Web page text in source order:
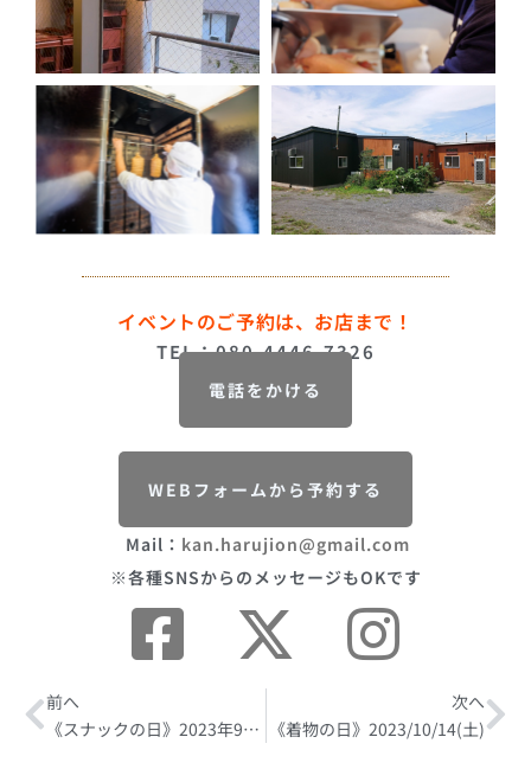
イベントのご予約は、お店まで！
TEL：080-4446-7326
電話をかける
WEBフォームから予約する
Mail： kan.harujion@gmail.com
※各種SNSからのメッセージもOKです
Prev
前へ
《スナックの日》2023年9月26日(火)
次へ
《着物の日》2023/10/14(土)